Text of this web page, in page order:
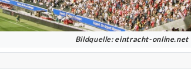
Bildquelle: eintracht-online.net